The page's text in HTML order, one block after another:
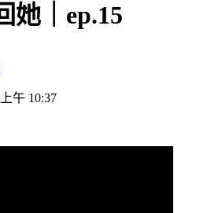
她｜ep.15
午 10:37